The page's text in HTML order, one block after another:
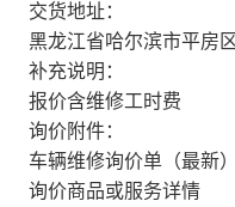
交货地址：
黑龙江省哈尔滨市平房
补充说明：
报价含维修工时费
询价附件：
车辆维修询价单（最新
询价商品或服务详情